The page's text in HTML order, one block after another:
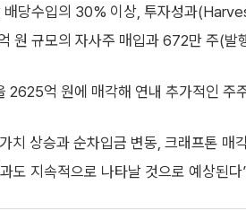
당수입의 30% 이상, 투자성과
원 규모의 자사주 매입과 672만 주(
2625억 원에 매각해 연내 추가적인 주
치 상승과 순차입금 변동, 크래프톤
도 지속적으로 나타날 것으로 예상된다